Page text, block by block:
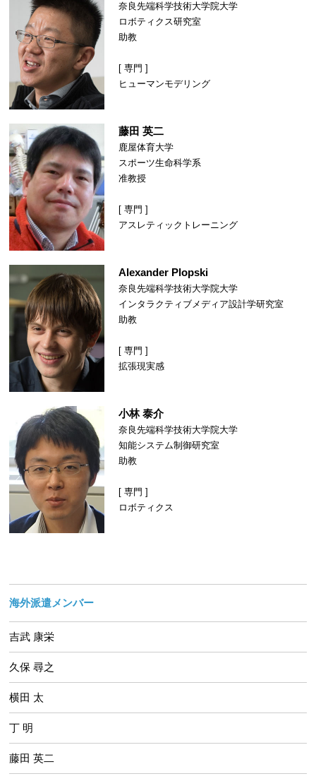
奈良先端科学技術大学院大学
ロボティクス研究室
助教
[ 専門 ]
ヒューマンモデリング
藤田 英二
鹿屋体育大学
スポーツ生命科学系
准教授
[ 専門 ]
アスレティックトレーニング
Alexander Plopski
奈良先端科学技術大学院大学
インタラクティブメディア設計学研究室
助教
[ 専門 ]
拡張現実感
小林 泰介
奈良先端科学技術大学院大学
知能システム制御研究室
助教
[ 専門 ]
ロボティクス
海外派遣メンバー
吉武 康栄
久保 尋之
横田 太
丁 明
藤田 英二